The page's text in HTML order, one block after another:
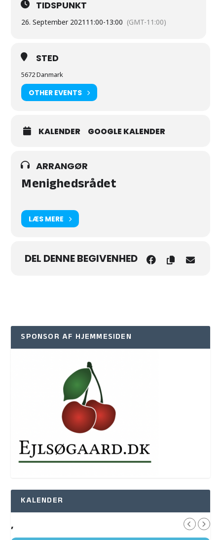
salmesangen under gudstjenesten.
Alle er velkommen – mød blot op på Toftevej 7 i V. Hæsinge.
Menighedsrådet.
TIDSPUNKT
26. September 2021 11:00-13:00 (GMT-11:00)
STED
5672 Danmark
OTHER EVENTS
KALENDER GOOGLE KALENDER
ARRANGØR
Menighedsrådet
LÆS MERE
DEL DENNE BEGIVENHED
SPONSOR AF HJEMMESIDEN
KALENDER
,